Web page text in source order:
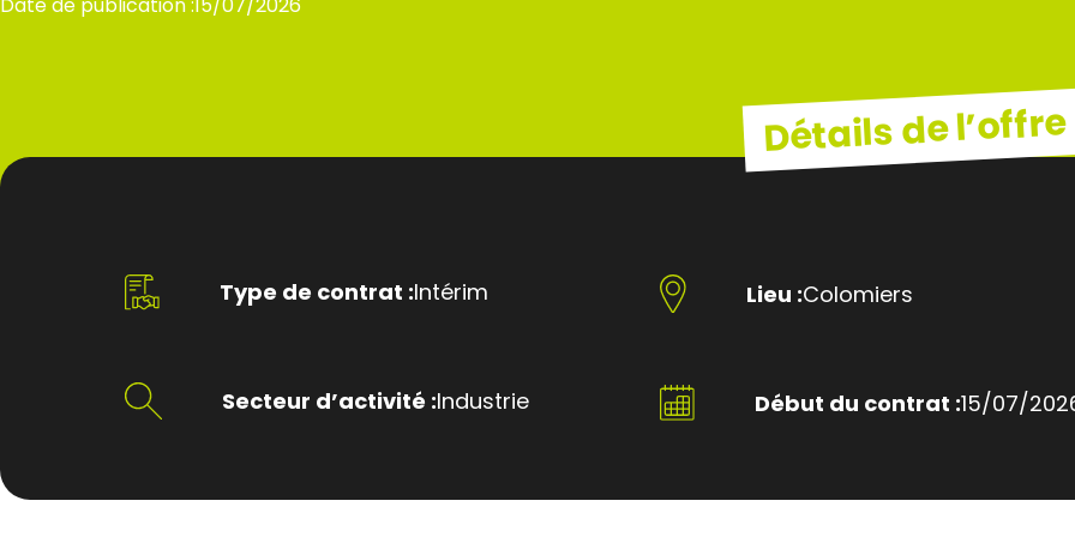
Détails de l’offre
Type de contrat :Intérim
Secteur d’activité :Industrie
Lieu :Colomiers
Début du contrat :15/07/